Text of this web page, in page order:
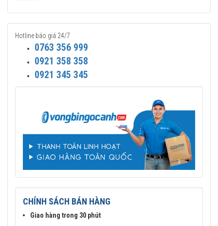
Hotline báo giá 24/7
0763 356 999
0921 358 358
0921 345 345
CHÍNH SÁCH BÁN HÀNG
Giao hàng trong 30 phút